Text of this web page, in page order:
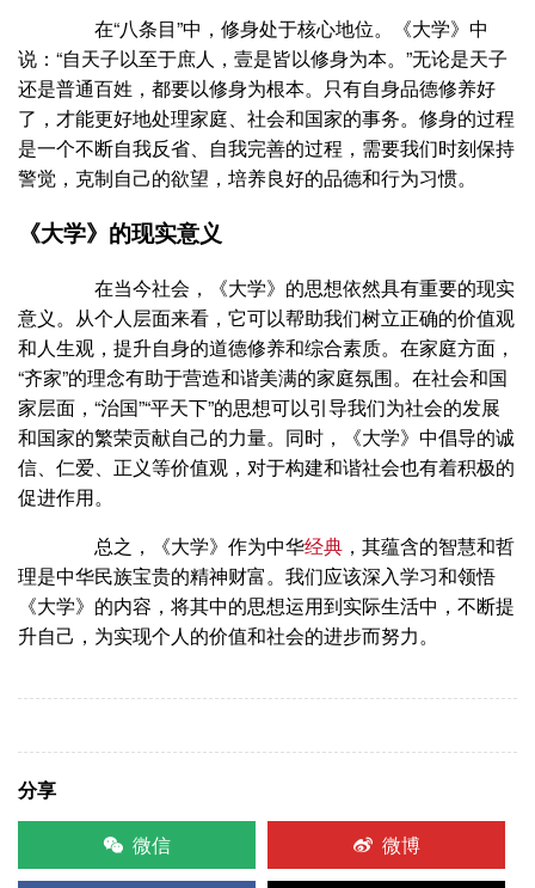
在“八条目”中，修身处于核心地位。《大学》中
说：“自天子以至于庶人，壹是皆以修身为本。”无论是天子
还是普通百姓，都要以修身为根本。只有自身品德修养好
了，才能更好地处理家庭、社会和国家的事务。修身的过程
是一个不断自我反省、自我完善的过程，需要我们时刻保持
警觉，克制自己的欲望，培养良好的品德和行为习惯。
《大学》的现实意义
在当今社会，《大学》的思想依然具有重要的现实
意义。从个人层面来看，它可以帮助我们树立正确的价值观
和人生观，提升自身的道德修养和综合素质。在家庭方面，
“齐家”的理念有助于营造和谐美满的家庭氛围。在社会和国
家层面，“治国”“平天下”的思想可以引导我们为社会的发展
和国家的繁荣贡献自己的力量。同时，《大学》中倡导的诚
信、仁爱、正义等价值观，对于构建和谐社会也有着积极的
促进作用。
总之，《大学》作为中华经典 ，其蕴含的智慧和哲
理是中华民族宝贵的精神财富。我们应该深入学习和领悟
《大学》的内容，将其中的思想运用到实际生活中，不断提
升自己，为实现个人的价值和社会的进步而努力。
分享
微信
微博